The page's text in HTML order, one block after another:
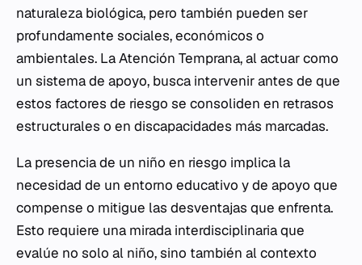
naturaleza biológica, pero también pueden ser
profundamente sociales, económicos o
ambientales. La Atención Temprana, al actuar como
un sistema de apoyo, busca intervenir antes de que
estos factores de riesgo se consoliden en retrasos
estructurales o en discapacidades más marcadas.
La presencia de un niño en riesgo implica la
necesidad de un entorno educativo y de apoyo que
compense o mitigue las desventajas que enfrenta.
Esto requiere una mirada interdisciplinaria que
evalúe no solo al niño, sino también al contexto